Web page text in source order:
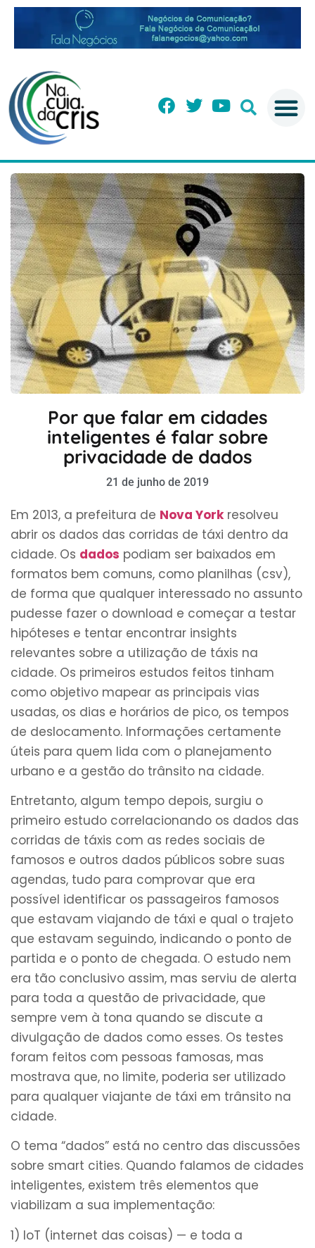
Por que falar em cidades
inteligentes é falar sobre
privacidade de dados
21 de junho de 2019
Em 2013, a prefeitura de Nova Yorkresolveu
abrir os dados das corridas de táxi dentro da
cidade. Os dados podiam ser baixados em
formatos bem comuns, como planilhas (csv),
de forma que qualquer inte­ressado no assunto
pudes­se fazer o download e co­­meçar a testar
hipóteses e tentar encontrar insights
relevantes sobre a utilização de táxis na
cidade. Os primeiros estudos feitos tinham
como objetivo mapear as principais vias
usadas, os dias e horários de pico, os tempos
de deslocamento. Informações certamente
úteis para quem lida com o planejamento
urbano e a gestão do trânsito na cidade.
Entretanto, algum tempo depois, surgiu o
primeiro estudo correlacionando os dados das
corridas de táxis com as redes sociais de
famosos e outros dados públicos sobre suas
agendas, tudo para comprovar que era
possível identificar os passageiros famosos
que estavam viajando de táxi e qual o trajeto
que estavam seguindo, indicando o ponto de
partida e o ponto de chegada. O estudo nem
era tão conclusivo assim, mas serviu de alerta
para toda a questão de privacidade, que
sempre vem à tona quando se discute a
divulgação de dados como esses. Os testes
foram feitos com pessoas famosas, mas
mostrava que, no limite, poderia ser utilizado
para qualquer viajante de táxi em trânsito na
cidade.
O tema “dados” está no centro das discussões
sobre smart cities. Quando falamos de cidades
inteligentes, existem três elementos que
viabilizam a sua implementação:
1) IoT (internet das coisas) ­— e toda a